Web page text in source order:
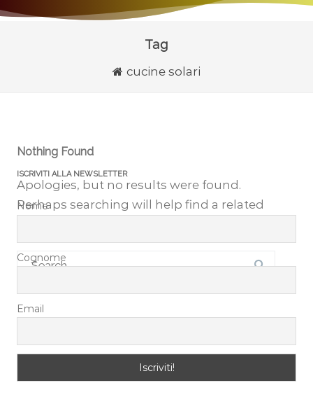
Tag
cucine solari
Nothing Found
Apologies, but no results were found.
Perhaps searching will help find a related
ISCRIVITI ALLA NEWSLETTER
Nome
Cognome
Email